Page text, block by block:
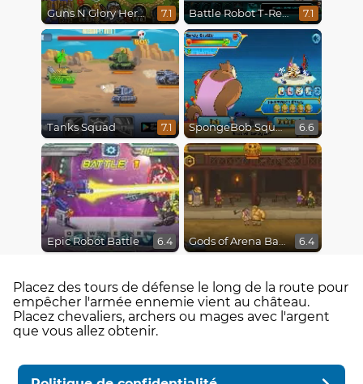
Guns N Glory Heroes 7.1 Battle Robot T-Rex Age 7.1
Tanks Squad 7.1 SpongeBob SquarePants : Monster Island Adventures 6.6
Epic Robot Battle 6.4 Gods of Arena Battles 6.4
Placez des tours de défense le long de la route pour
empêcher l'armée ennemie vient au château.
Placez chevaliers, archers ou mages avec l'argent
que vous allez obtenir.